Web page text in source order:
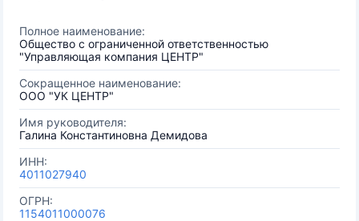
Полное наименование:
Общество с ограниченной ответственностью
"Управляющая компания ЦЕНТР"
Сокращенное наименование:
ООО "УК ЦЕНТР"
Имя руководителя:
Галина Константиновна Демидова
ИНН:
4011027940
ОГРН:
1154011000076